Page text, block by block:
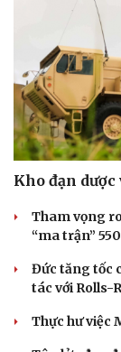
Doanh nghiệp
Thông tin doanh
Doanh nghiệp
Doanh nhân
Kho đạn
Tham vọng
“ma trận”
Đức tăng tốc
tác với Rolls-
Thực hư việc